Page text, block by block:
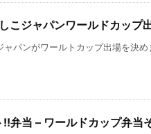
こジャパンワールドカップ
ャパンがワールトカップ出場を決
!!弁当 – ワールドカップ弁当